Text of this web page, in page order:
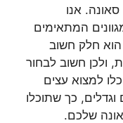
אנו
המתאימים
חלק חשוב
ולכן חשוב לבחור
למצוא עצים
וגדלים, כך שתוכלו
שלכם.